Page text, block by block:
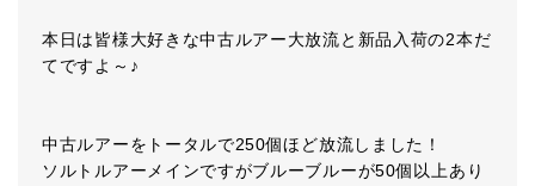
本日は皆様大好きな中古ルアー大放流と新品入荷の2本だ
てですよ～♪
中古ルアーをトータルで250個ほど放流しました！
ソルトルアーメインですがブルーブルーが50個以上あり